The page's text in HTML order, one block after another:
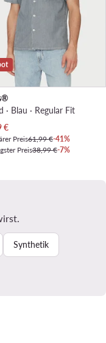
· Blau · Regular Fit
Preis
€
Preis61,99 €-41%
Preis38,99 €-7%
Synthetik